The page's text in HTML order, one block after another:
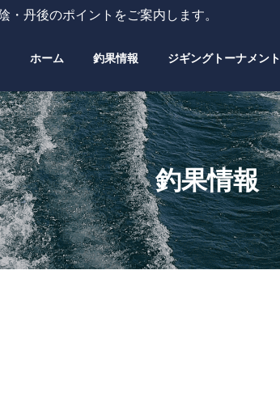
・丹後のポイントをご案内します。
ホーム 釣果情報 ジギングトーナメント
釣果情報